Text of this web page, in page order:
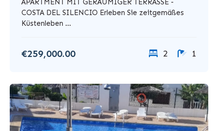
APARTMENT MIT GERÄUMIGER TERRASSE -
COSTA DEL SILENCIO Erleben Sie zeitgemäßes
Küstenleben ...
€259,000.00 2 1